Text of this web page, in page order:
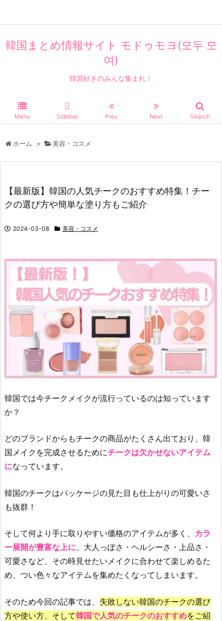
韓国まとめ情報サイト モドゥモヨ(모두 모
여)
韓国好きのみんな集まれ！
Menu Sidebar Prev Next Search
ホーム > 美容・コスメ
【最新版】韓国の人気チークのおすすめ特集！チー
クの選び方や簡単な塗り方もご紹介
2024-03-08 美容・コスメ
韓国では今チークメイクが流行っているのは知っています
か？
どのブランドからもチークの商品がたくさん出ており、韓
国メイクを完成させるためにチークは欠かせないアイテム
になっています。
韓国のチークはパッケージの見た目も仕上がりの可愛いさ
も抜群！
そして何より手に取りやすい価格のアイテムが多く、 カラ
ー展開が豊富な上に、 大人っぽさ・ヘルシーさ・上品さ・
可愛さなど、その時見せたいメイクに合わせて楽しめるた
め、つい色々なアイテムを集めたくなってしまいます。
そのため今回の記事では、 失敗しない韓国のチークの選び
方や使い方、そして韓国で人気のチークのおすすめをご紹